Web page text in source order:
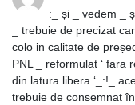
:_ și _ vedem _
_ trebuie de precizat
colo in calitate de
PNL _ reformulat ‘ fara
din latura libera ‘_:!_
trebuie de consemnat